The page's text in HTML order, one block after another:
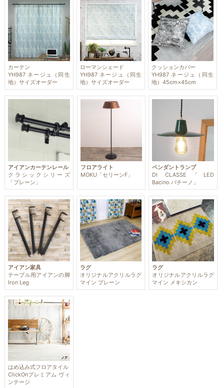
カーテン
YH987 ネージュ（同生
地）サイズオーダー
ローマンシェード
YH987 ネージュ（同生
地）サイズオーダー
クッションカバー
YH987 ネージュ（同生
地）45cm×45cm
アイアンカーテンレール
クラシックシリーズ
「プレーン」
フロアライト
MOKU「セリーンF」
ペンダントランプ
DI CLASSE「LED
Bacino バチーノ」
アイアン家具
テーブル用アイアンの脚
Iron Leg
ラグ
オリジナルアクリルラグ
マイン プレーン
ラグ
オリジナルアクリルラグ
マイン メキシカン
はめ込み式フロアタイル
ClickOnプレミアム ヴィ
ンテージ